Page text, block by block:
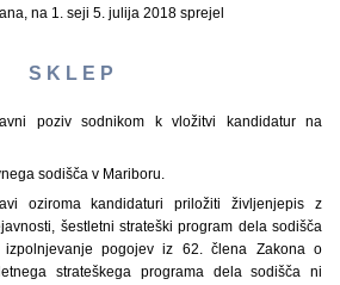
na 1. seji 5. julija 2018 sprejel
S K L E P
poziv sodnikom k vložitvi kandidatur na
sodišča v Mariboru.
oziroma kandidaturi priložiti življenjepis z
šestletni strateški program dela sodišča
pogojev iz 62. člena Zakona o
strateškega programa dela sodišča ni